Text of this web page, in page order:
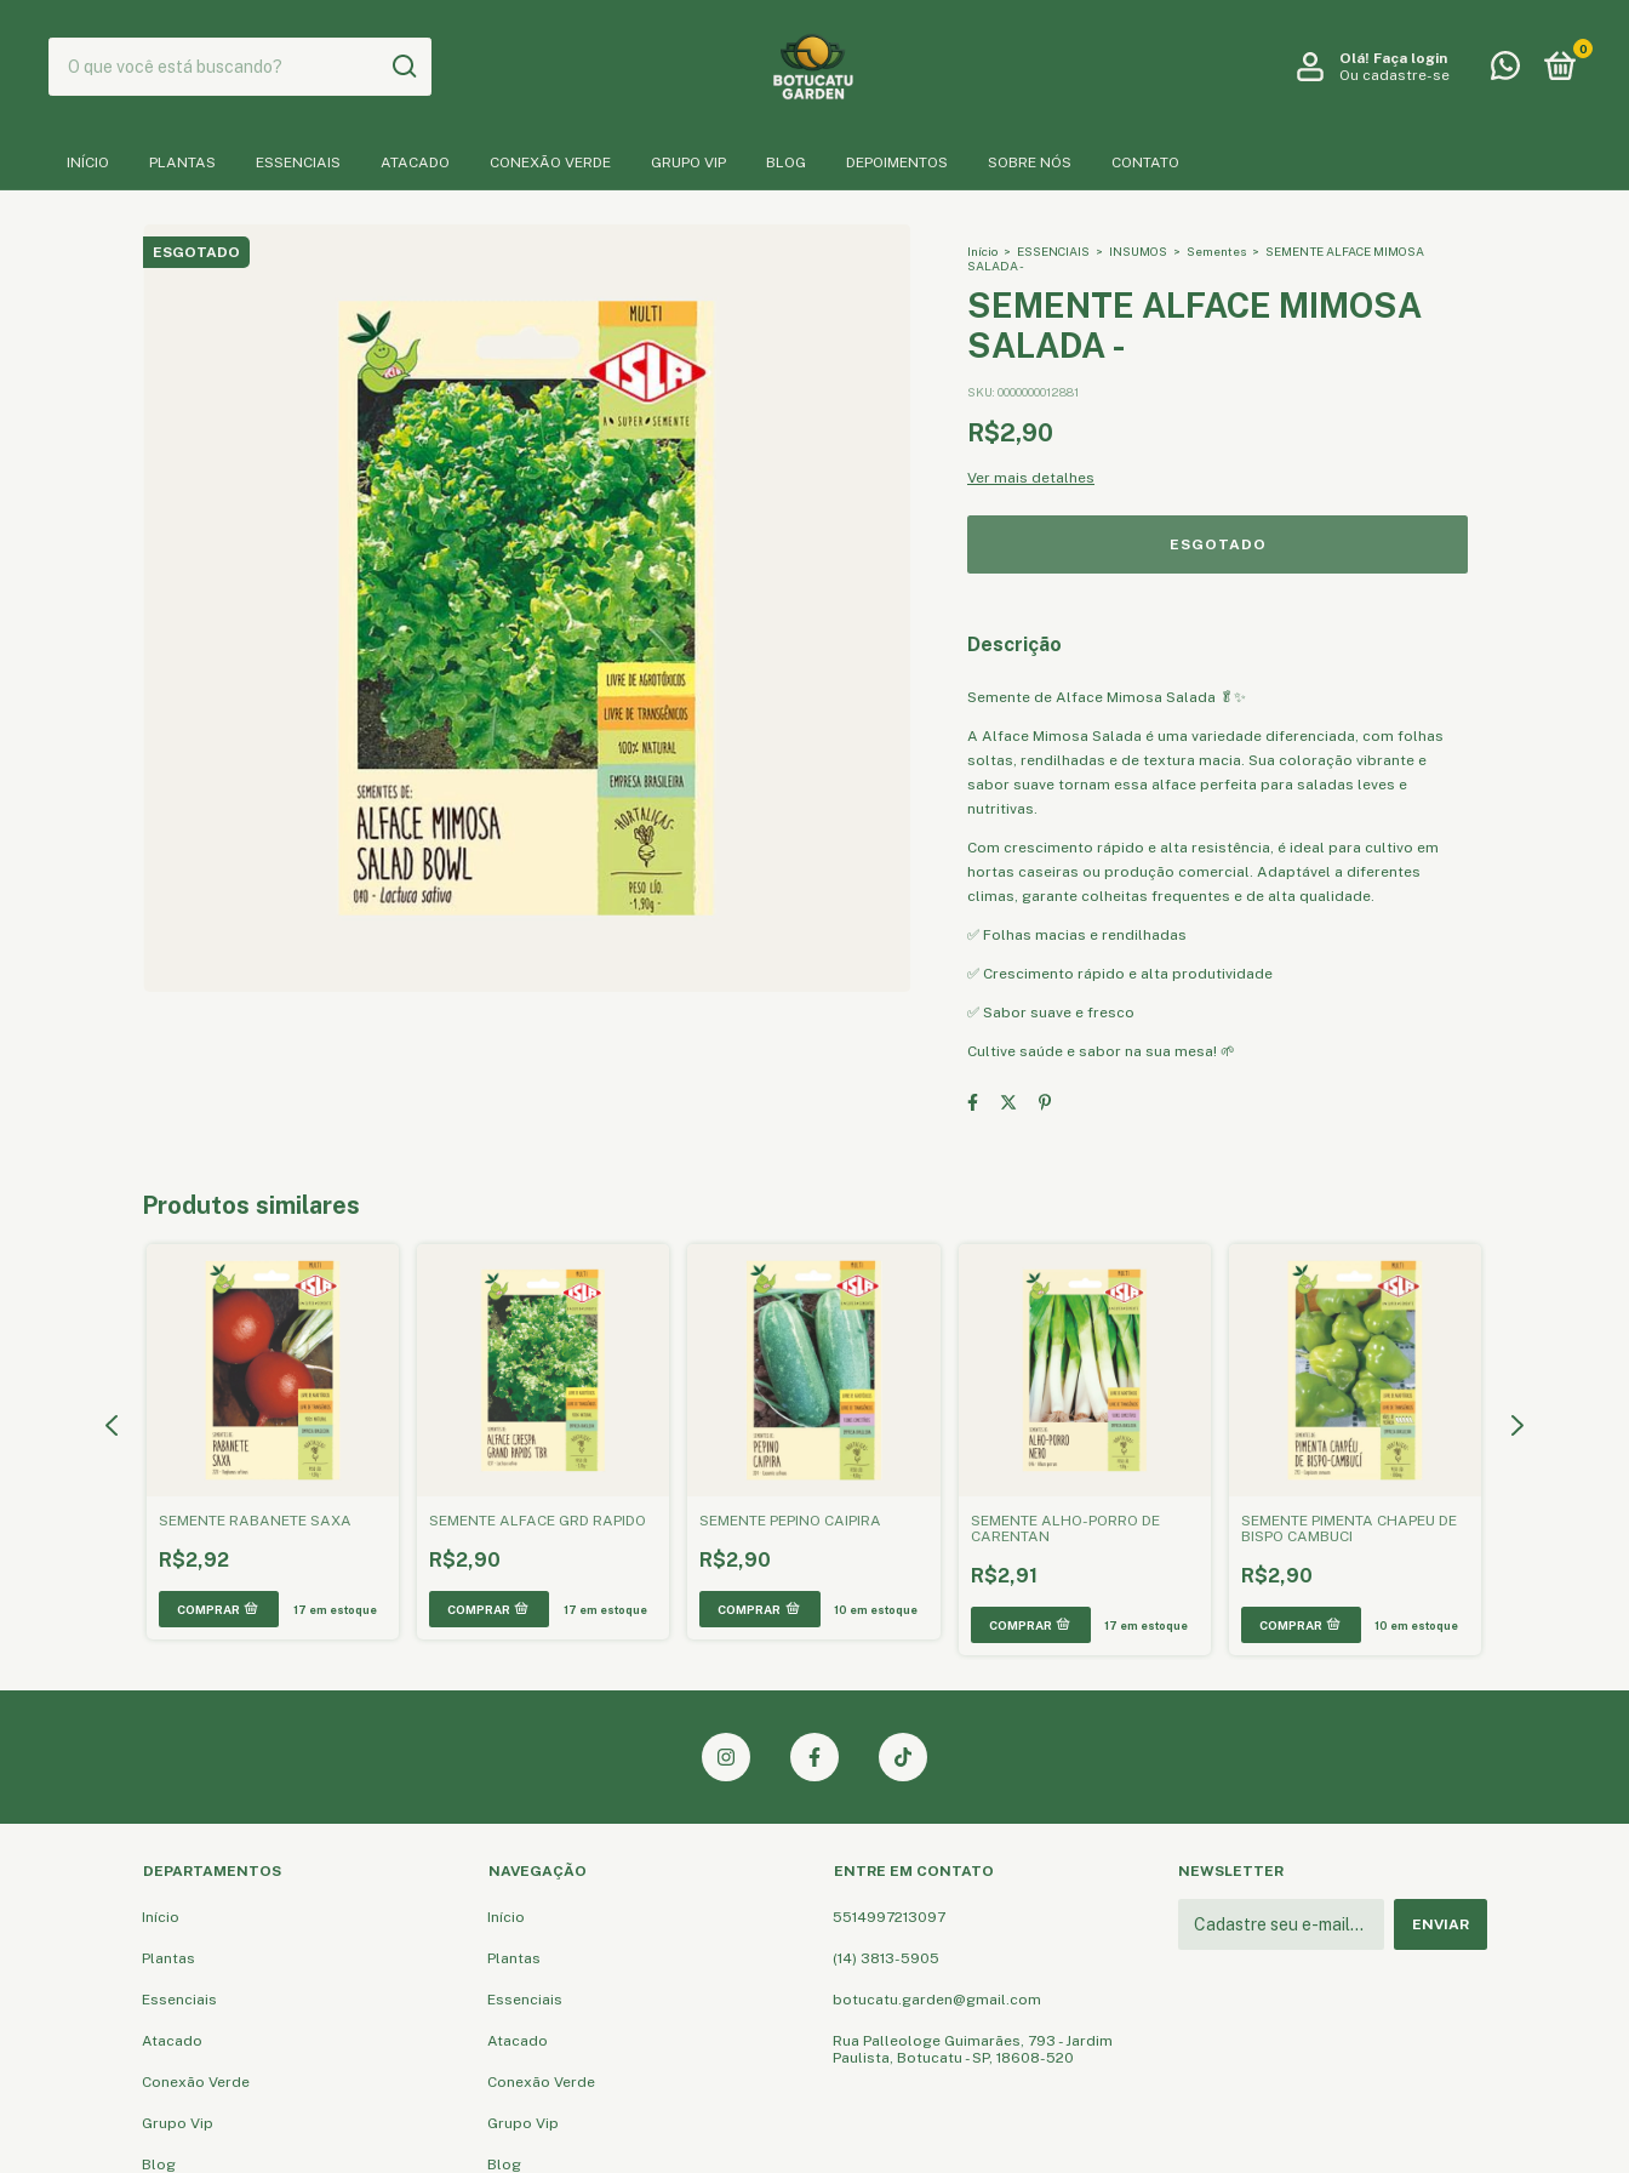
Olá! Faça login
Ou cadastre-se
0
INÍCIO PLANTAS ESSENCIAIS ATACADO CONEXÃO VERDE GRUPO VIP BLOG DEPOIMENTOS SOBRE NÓS CONTATO
ESGOTADO Início > ESSENCIAIS > INSUMOS > Sementes > SEMENTE ALFACE MIMOSA
SALADA -
SEMENTE ALFACE MIMOSA
SALADA -
SKU: 0000000012881
R$2,90
Ver mais detalhes
Descrição
Semente de Alface Mimosa Salada 🥬✨
A Alface Mimosa Salada é uma variedade diferenciada, com folhas
soltas, rendilhadas e de textura macia. Sua coloração vibrante e
sabor suave tornam essa alface perfeita para saladas leves e
nutritivas.
Com crescimento rápido e alta resistência, é ideal para cultivo em
hortas caseiras ou produção comercial. Adaptável a diferentes
climas, garante colheitas frequentes e de alta qualidade.
✅ Folhas macias e rendilhadas
✅ Crescimento rápido e alta produtividade
✅ Sabor suave e fresco
Cultive saúde e sabor na sua mesa! 🌱
Produtos similares
SEMENTE RABANETE SAXA
R$2,92
17 em estoque
SEMENTE ALFACE GRD RAPIDO
R$2,90
17 em estoque
SEMENTE PEPINO CAIPIRA
R$2,90
10 em estoque
SEMENTE ALHO-PORRO DE
CARENTAN
R$2,91
17 em estoque
SEMENTE PIMENTA CHAPEU DE
BISPO CAMBUCI
R$2,90
10 em estoque
DEPARTAMENTOS
Início
Plantas
Essenciais
Atacado
Conexão Verde
Grupo Vip
Blog
NAVEGAÇÃO
Início
Plantas
Essenciais
Atacado
Conexão Verde
Grupo Vip
Blog
ENTRE EM CONTATO
5514997213097
(14) 3813-5905
botucatu.garden@gmail.com
Rua Palleologe Guimarães, 793 - Jardim
Paulista, Botucatu - SP, 18608-520
NEWSLETTER